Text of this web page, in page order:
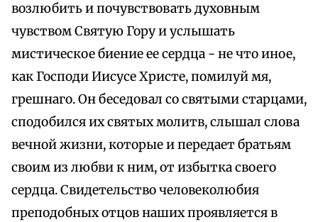
возлюбить и почувствовать духовным
чувством Святую Гору и услышать
мистическое биение ее сердца - не что иное,
как Господи Иисусе Христе, помилуй мя,
грешнаго. Он беседовал со святыми старцами,
сподобился их святых молитв, слышал слова
вечной жизни, которые и передает братьям
своим из любви к ним, от избытка своего
сердца. Свидетельство человеколюбия
преподобных отцов наших проявляется в